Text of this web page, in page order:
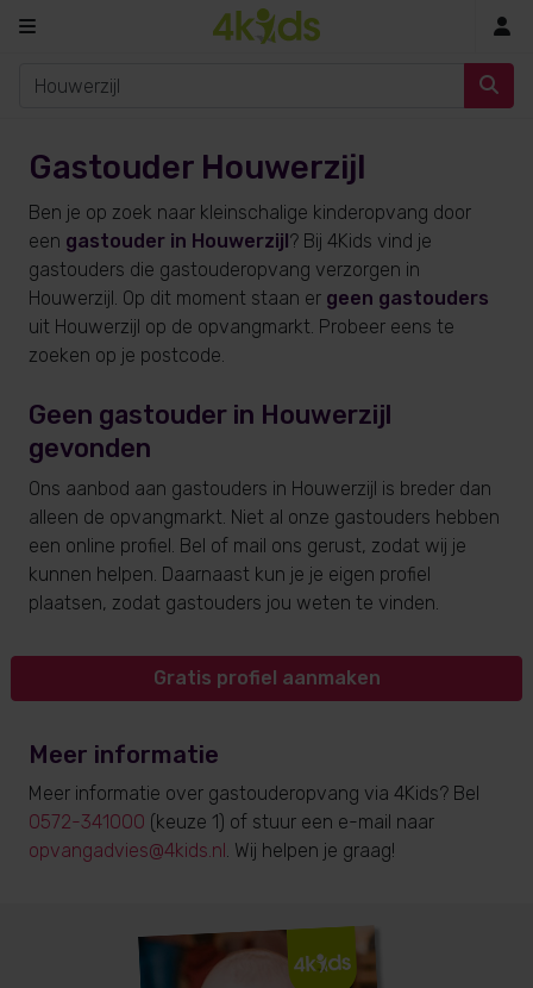
Gastouder Houwerzijl
Ben je op zoek naar kleinschalige kinderopvang door
een gastouder in Houwerzijl? Bij 4Kids vind je
gastouders die gastouderopvang verzorgen in
Houwerzijl. Op dit moment staan er geen gastouders
uit Houwerzijl op de opvangmarkt. Probeer eens te
zoeken op je postcode.
Geen gastouder in Houwerzijl
gevonden
Ons aanbod aan gastouders in Houwerzijl is breder dan
alleen de opvangmarkt. Niet al onze gastouders hebben
een online profiel. Bel of mail ons gerust, zodat wij je
kunnen helpen. Daarnaast kun je je eigen profiel
plaatsen, zodat gastouders jou weten te vinden.
Gratis profiel aanmaken
Meer informatie
Meer informatie over gastouderopvang via 4Kids? Bel
0572-341000 (keuze 1) of stuur een e-mail naar
opvangadvies@4kids.nl. Wij helpen je graag!